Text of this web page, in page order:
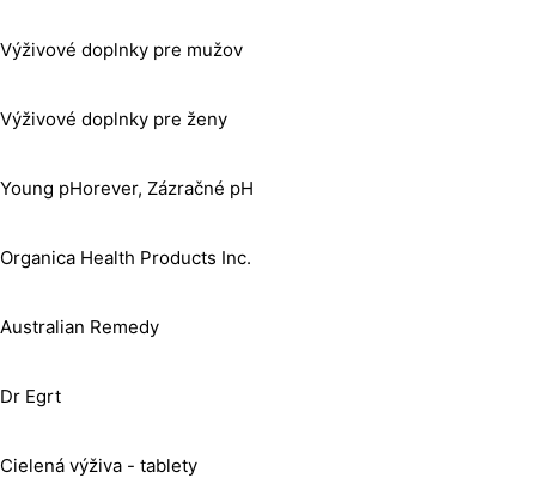
Výživové doplnky pre mužov
Výživové doplnky pre ženy
Young pHorever, Zázračné pH
Organica Health Products Inc.
Australian Remedy
Dr Egrt
Cielená výživa - tablety